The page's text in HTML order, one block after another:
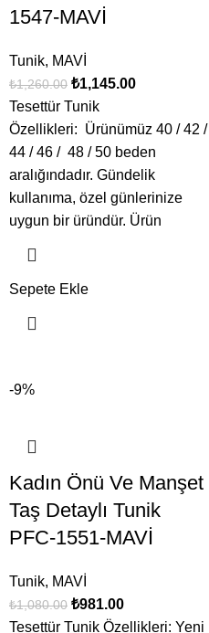
1547-MAVİ
Tunik, MAVİ
₺1,260.00 ₺1,145.00
Tesettür Tunik
Özellikleri: Ürünümüz 40 / 42 /
44 / 46 / 48 / 50 beden
aralığındadır. Gündelik
kullanıma, özel günlerinize
uygun bir üründür. Ürün
Sepete Ekle
-9%
Kadın Önü Ve Manşet
Taş Detaylı Tunik
PFC-1551-MAVİ
Tunik, MAVİ
₺1,080.00 ₺981.00
Tesettür Tunik Özellikleri: Yeni